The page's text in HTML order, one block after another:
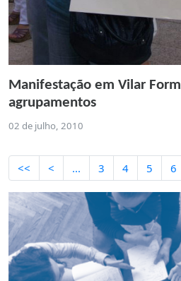
Manifestação em Vilar
agrupamentos
02 de julho, 2010
<< < ... 3 4 5 6